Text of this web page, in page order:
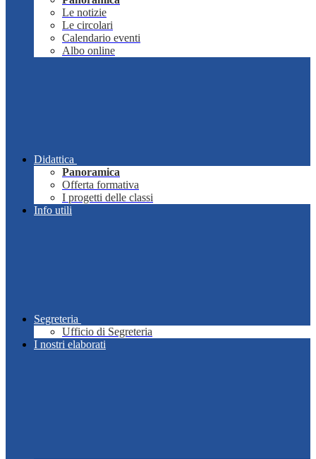
Le notizie
Le circolari
Calendario eventi
Albo online
Didattica
Panoramica
Offerta formativa
I progetti delle classi
Info utili
Segreteria
Ufficio di Segreteria
I nostri elaborati